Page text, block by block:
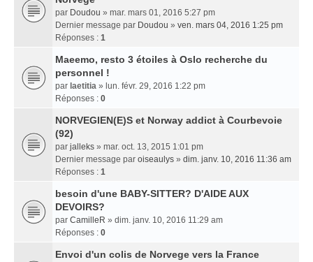
par Doudou » mar. mars 01, 2016 5:27 pm
Dernier message par Doudou » ven. mars 04, 2016 1:25 pm
Réponses : 1
Maeemo, resto 3 étoiles à Oslo recherche du
personnel !
par laetitia » lun. févr. 29, 2016 1:22 pm
Réponses : 0
NORVEGIEN(E)S et Norway addict à Courbevoie
(92)
par jalleks » mar. oct. 13, 2015 1:01 pm
Dernier message par oiseaulys » dim. janv. 10, 2016 11:36 am
Réponses : 1
besoin d'une BABY-SITTER? D'AIDE AUX
DEVOIRS?
par CamilleR » dim. janv. 10, 2016 11:29 am
Réponses : 0
Envoi d'un colis de Norvege vers la France